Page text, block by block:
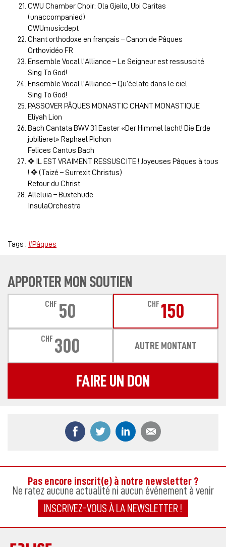
CWU Chamber Choir: Ola Gjeilo, Ubi Caritas
(unaccompanied)
CWUmusicdept
Chant orthodoxe en français – Canon de Pâques
Orthovidéo FR
Ensemble Vocal l’Alliance – Le Seigneur est ressuscité
Sing To God!
Ensemble Vocal l’Alliance – Qu’éclate dans le ciel
Sing To God!
PASSOVER PÂQUES MONASTIC CHANT MONASTIQUE
Eliyah Lion
Bach Cantata BWV 31 Easter «Der Himmel lacht! Die Erde
jubilieret» Raphaël Pichon
Felices Cantus Bach
✥ IL EST VRAIMENT RESSUSCITE ! Joyeuses Pâques à tous
! ✥ (Taizé – Surrexit Christus)
Retour du Christ
Alleluia – Buxtehude
InsulaOrchestra
Tags : #Pâques
APPORTER MON SOUTIEN
CHF 50 CHF 150
CHF 300 AUTRE MONTANT
FAIRE UN DON
Partager ce contenu sur Facebook
Partager ce contenu sur Twitter
Partager ce contenu
Pas encore inscrit(e) à notre newsletter ?
Ne ratez aucune actualité ni aucun événement à venir
INSCRIVEZ-VOUS À LA NEWSLETTER !